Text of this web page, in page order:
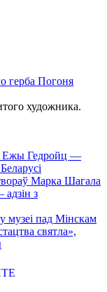
герба Погоня
художника.
Ежы Гедройц —
Марка Шагала
з
музеі пад Мінскам
святла»,